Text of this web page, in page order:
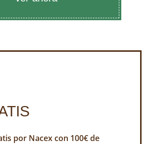
por Nacex con 100€ de